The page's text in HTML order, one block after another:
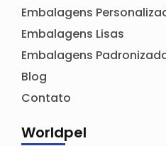
Embalagens
Embalagens Lisas
Embalagens
Blog
Contato
Worldpel